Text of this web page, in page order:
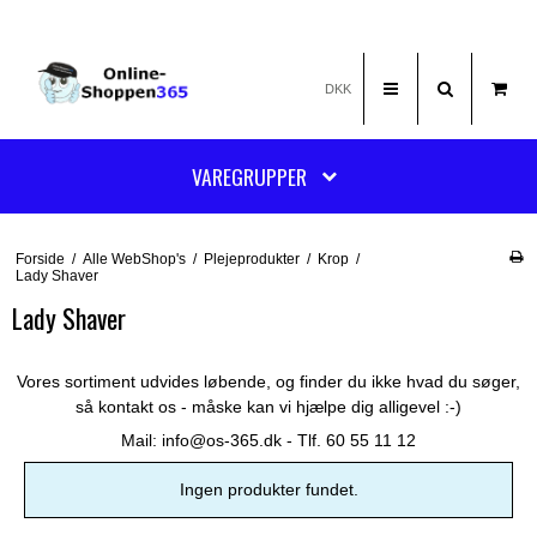
DKK
VAREGRUPPER
Forside / Alle WebShop's / Plejeprodukter / Krop /
Lady Shaver
Lady Shaver
Vores sortiment udvides løbende, og finder du ikke hvad du søger,
så kontakt os - måske kan vi hjælpe dig alligevel :-)
Mail: info@os-365.dk - Tlf. 60 55 11 12
Ingen produkter fundet.